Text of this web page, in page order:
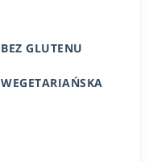
BEZ GLUTENU
WEGETARIAŃSKA